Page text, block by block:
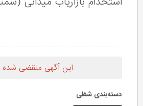
این آگهی منقضی
دسته‌بندی شغلی